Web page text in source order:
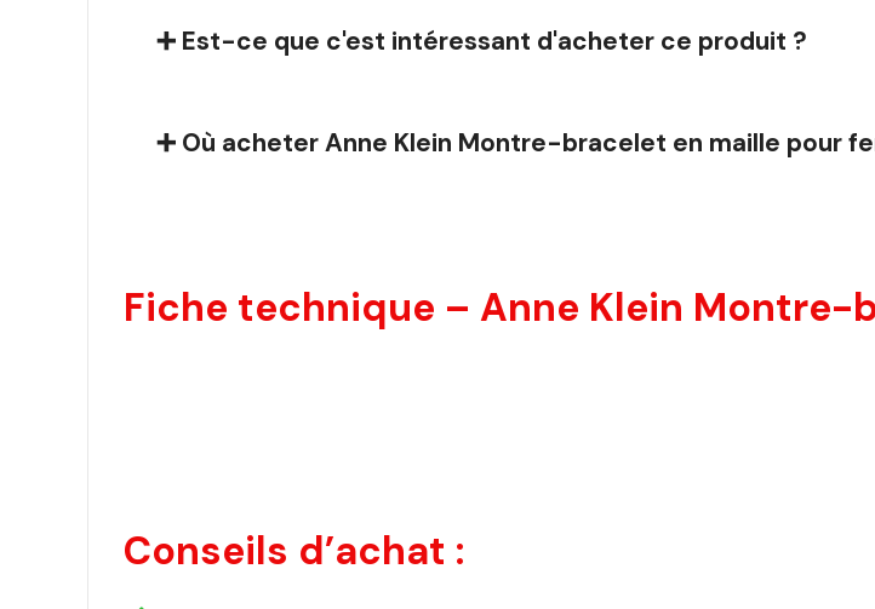
➕ Est-ce que c'est intéressant d'acheter ce produit ?
➕ Où acheter Anne Klein Montre-bracelet en maille pour
Fiche technique – Anne Klein Montre-
Conseils d’achat :